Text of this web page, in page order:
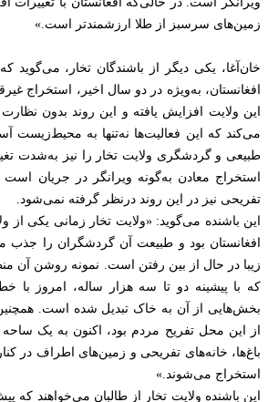
زمین‌های سرسبز از طلا ارزشمندتر است.»
خان‌آغا، یکی دیگر از باشندگان تخار، می‌گوید
افغانستان، به‌ویژه در دو سال اخیر، استخراج
این ولایت افزایش یافته و این روند بدون نظارت
می‌کند که این فعالیت‌ها نه‌تنها به محیط‌زیست
طبیعی و گردشگری ولایت تخار را نیز به‌شدت
استخراج معادن به‌گونه ویرانگر در جریان
تفریحی نیز در این روند درنظر گرفته نمی‌شود.
این باشنده می‌گوید: «ولایت تخار زمانی یکی از
افغانستان بود و طبیعت آن گردشگران را جذب
زیبا در حال از بین رفتن است. نمونه روشن آن
که با پیشینه دو تا سه هزار ساله، امروز
بخش‌هایی از آن به خاک تبدیل شده است.
از این محل تفریح مردم بود، اکنون به یک
باغ‌ها، خانه‌های تفریحی و زمین‌های اطراف در
استخراج می‌شوند.»
این باشنده ولایت تخار از طالبان می‌خواهند